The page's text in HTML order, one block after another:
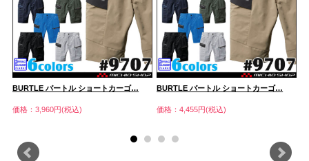
BURTLE バートル ショートカーゴ…
価格：3,960円(税込)
BURTLE バートル ショートカーゴ…
価格：4,455円(税込)